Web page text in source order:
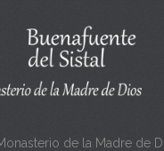
de la Madre de